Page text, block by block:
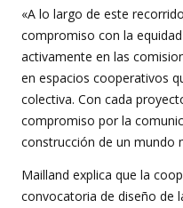
«A lo largo de este
compromiso con la
activamente en las
en espacios cooperativos
colectiva. Con cada
compromiso por la
construcción de un mundo
Mailland explica que la
convocatoria de diseño de